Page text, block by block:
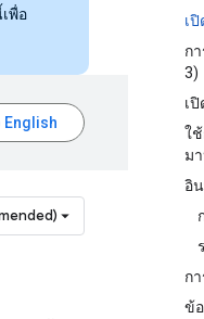
เ
ก
3)
เ
ใ
ม
อิ
ก
ข้
พื่อ